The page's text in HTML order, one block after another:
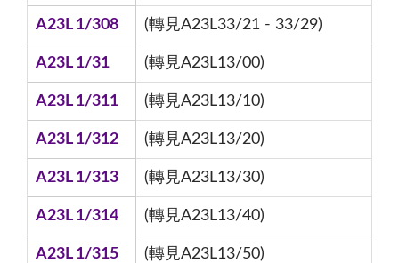
A23L 1/308 (轉見A23L33/21 - 33/29)
A23L 1/31 (轉見A23L13/00)
A23L 1/311 (轉見A23L13/10)
A23L 1/312 (轉見A23L13/20)
A23L 1/313 (轉見A23L13/30)
A23L 1/314 (轉見A23L13/40)
A23L 1/315 (轉見A23L13/50)